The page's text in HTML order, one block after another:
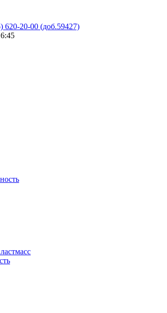
620-20-00 (доб.59427)